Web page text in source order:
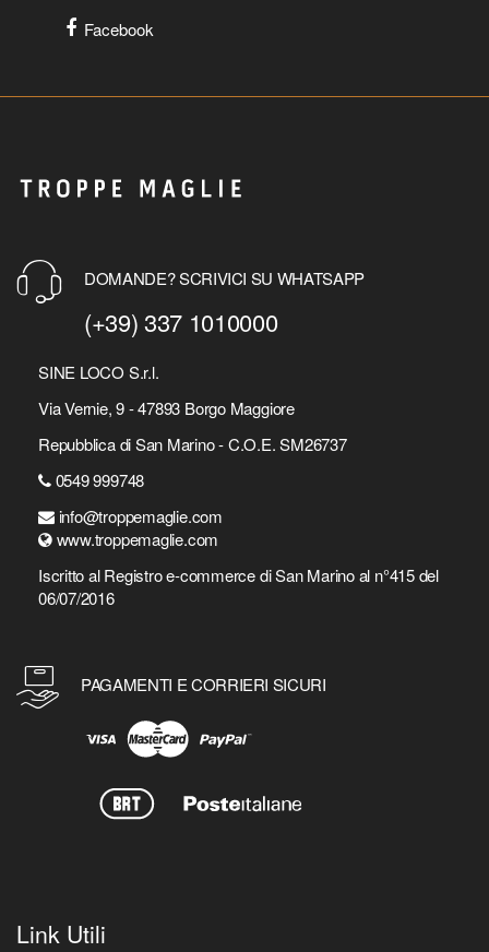
Facebook
DOMANDE? SCRIVICI SU WHATSAPP
(+39) 337 1010000
SINE LOCO S.r.l.
Via Vernie, 9 - 47893 Borgo Maggiore
Repubblica di San Marino - C.O.E. SM26737
0549 999748
info@troppemaglie.com
www.troppemaglie.com
Iscritto al Registro e-commerce di San Marino al n°415 del
06/07/2016
PAGAMENTI E CORRIERI SICURI
Link Utili